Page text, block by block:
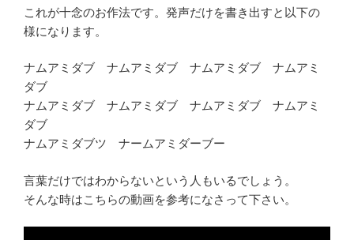
これが十念のお作法です。発声だけを書き出すと以下の
様になります。
ナムアミダブ ナムアミダブ ナムアミダブ ナムアミ
ダブ
ナムアミダブ ナムアミダブ ナムアミダブ ナムアミ
ダブ
ナムアミダブツ ナームアミダーブー
言葉だけではわからないという人もいるでしょう。
そんな時はこちらの動画を参考になさって下さい。